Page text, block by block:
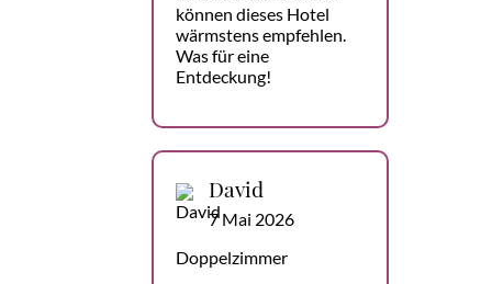
können dieses Hotel
wärmstens empfehlen.
Was für eine
Entdeckung!
David
7 Mai 2026
Doppelzimmer